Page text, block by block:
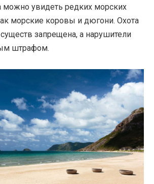
можно увидеть редких морских
морские коровы и дюгони. Охота
запрещена, а нарушители
штрафом.